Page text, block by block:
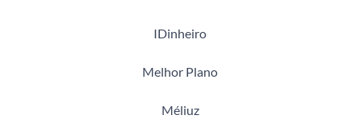
IDinheiro
Melhor Plano
Méliuz